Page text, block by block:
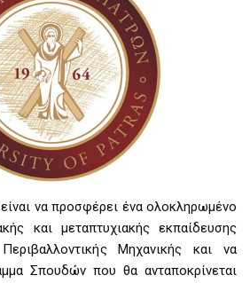
να προσφέρει ένα ολοκληρωμένο
και μεταπτυχιακής εκπαίδευσης
Μηχανικής και να
Σπουδών που θα ανταποκρίνεται